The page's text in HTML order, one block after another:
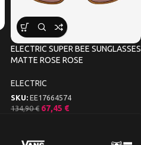
ELECTRIC SUPER BEE SUNGLASSES
MATTE ROSE ROSE
ELECTRIC
SKU: EE17664574
134,90€ 67,45 €